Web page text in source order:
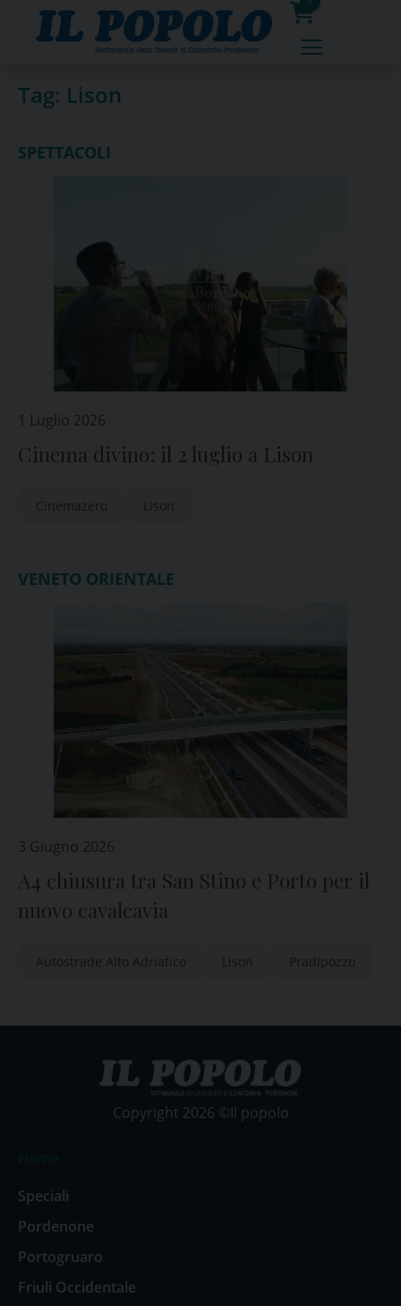
0
prodotti
Tag: Lison
SPETTACOLI
1 Luglio 2026
Cinema divino: il 2 luglio a Lison
Cinemazero Lison
VENETO ORIENTALE
3 Giugno 2026
A4 chiusura tra San Stino e Porto per il
nuovo cavalcavia
Autostrade Alto Adriatico Lison Pradipozzo
Copyright 2026 ©Il popolo
Speciali
Pordenone
Portogruaro
Friuli Occidentale